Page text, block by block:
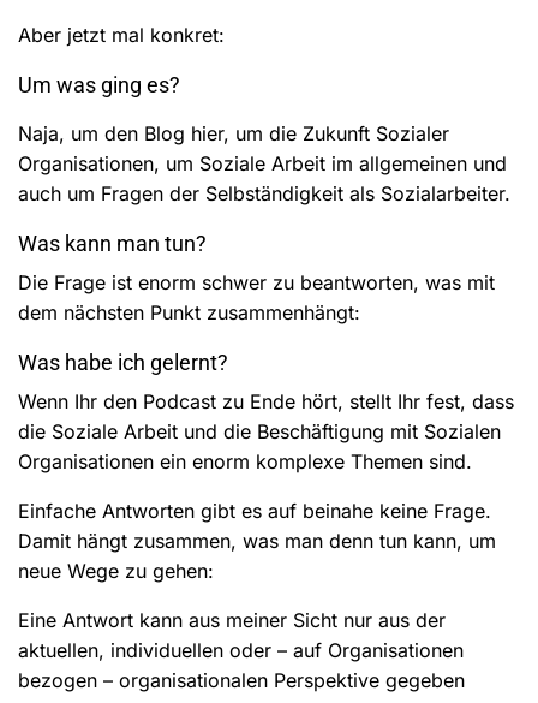
Aber jetzt mal konkret:
Um was ging es?
Naja, um den Blog hier, um die Zukunft Sozialer
Organisationen, um Soziale Arbeit im allgemeinen und
auch um Fragen der Selbständigkeit als Sozialarbeiter.
Was kann man tun?
Die Frage ist enorm schwer zu beantworten, was mit
dem nächsten Punkt zusammenhängt:
Was habe ich gelernt?
Wenn Ihr den Podcast zu Ende hört, stellt Ihr fest, dass
die Soziale Arbeit und die Beschäftigung mit Sozialen
Organisationen ein enorm komplexe Themen sind.
Einfache Antworten gibt es auf beinahe keine Frage.
Damit hängt zusammen, was man denn tun kann, um
neue Wege zu gehen:
Eine Antwort kann aus meiner Sicht nur aus der
aktuellen, individuellen oder – auf Organisationen
bezogen – organisationalen Perspektive gegeben